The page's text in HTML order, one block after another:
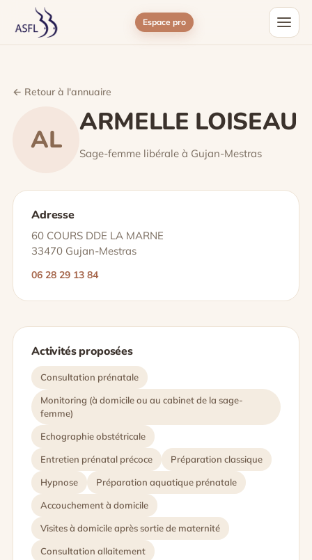
Espace pro
← Retour à l'annuaire
AL
ARMELLE LOISEAU
Sage-femme libérale à Gujan-Mestras
Adresse
60 COURS DDE LA MARNE
33470 Gujan-Mestras
06 28 29 13 84
Activités proposées
Consultation prénatale
Monitoring (à domicile ou au cabinet de la sage-
femme)
Echographie obstétricale
Entretien prénatal précoce Préparation classique
Hypnose Préparation aquatique prénatale
Accouchement à domicile
Visites à domicile après sortie de maternité
Consultation allaitement